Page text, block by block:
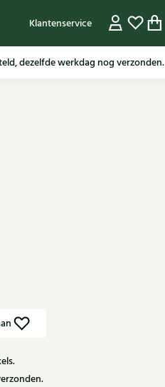
Klantenservice
in NL vanaf 79,95* m.u.v sale artikelen.